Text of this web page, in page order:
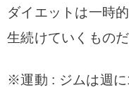
ダイエットは一時
生続けていくもの
※運動 : ジムは週